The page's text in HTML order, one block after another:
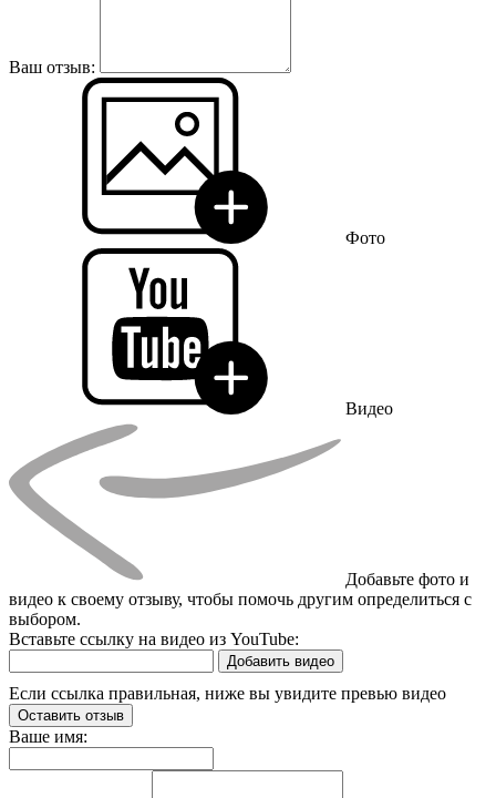
Ваш отзыв:
Фото
Видео
Добавьте фото и
видео к своему отзыву, чтобы помочь другим определиться с
выбором.
Вставьте ссылку на видео из YouTube:
Добавить видео
Если ссылка правильная, ниже вы увидите превью видео
Оставить отзыв
Ваше имя: